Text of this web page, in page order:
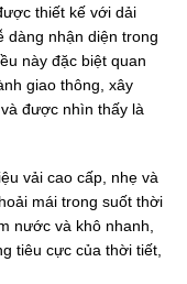
thiết kế với dải
dàng nhận diện trong
này đặc biệt quan
giao thông, xây
được nhìn thấy là
vải cao cấp, nhẹ và
mái trong suốt thời
nước và khô nhanh,
tiêu cực của thời tiết,